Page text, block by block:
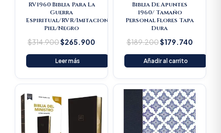
RV1960 Biblia Para La
Guerra
Espiritual/RVR/Imitacion
Piel/Negro
$314.900$265.900
Leer más
Biblia De Apuntes
1960/ Tamaño
Personal Flores Tapa
Dura
$189.200$179.740
Añadir al carrito
price
was:
$193.500.
Current
price
is:
$183.825.